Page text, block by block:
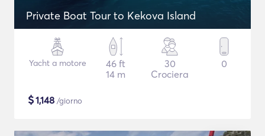
Private Boat Tour to Kekova Island
Yacht a motore
46 ft
14 m
30
Crociera
0
$1,148 /giorno